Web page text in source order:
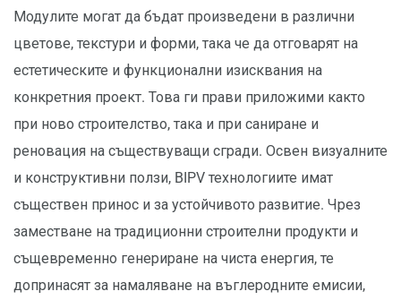
Модулите могат да бъдат произведени в различни
цветове, текстури и форми, така че да отговарят на
естетическите и функционални изисквания на
конкретния проект. Това ги прави приложими както
при ново строителство, така и при саниране и
реновация на съществуващи сгради. Освен визуалните
и конструктивни ползи, BIPV технологиите имат
съществен принос и за устойчивото развитие. Чрез
заместване на традиционни строителни продукти и
същевременно генериране на чиста енергия, те
допринасят за намаляване на въглеродните емисии,